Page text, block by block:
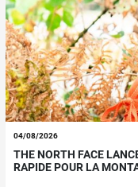
04/08/2026
THE NORTH FACE
RAPIDE POUR LA